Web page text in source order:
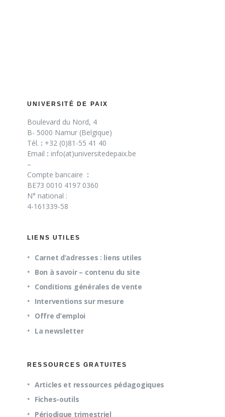
UNIVERSITÉ DE PAIX
Boulevard du Nord, 4
B- 5000 Namur (Belgique)
Tél. : +32 (0)81-55 41 40
Email : info(at)universitedepaix.be
–
Compte bancaire :
BE73 0010 4197 0360
N° national :
4-161339-58
LIENS UTILES
Carnet d’adresses : liens utiles
Bon à savoir – contenu du site
Conditions générales de vente
Interventions sur mesure
Offre d’emploi
La newsletter
RESSOURCES GRATUITES
Articles et ressources pédagogiques
Fiches-outils
Périodique trimestriel